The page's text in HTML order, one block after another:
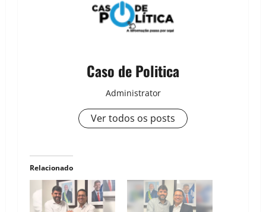
Caso de Politica
Administrator
Ver todos os posts
Relacionado